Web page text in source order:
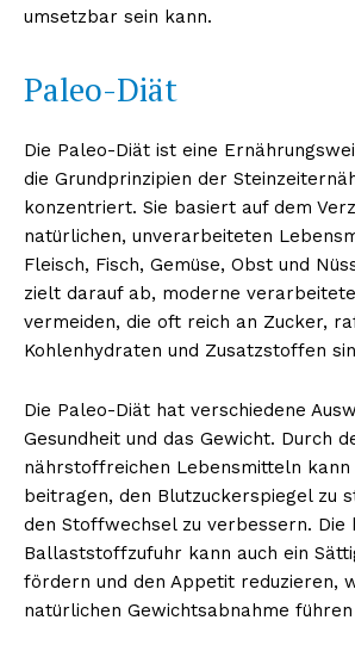
Erhalte
kostenlosen
umsetzbar sein kann.
Paleo-Diät
Die Paleo-Diät ist eine
die Grundprinzipien der
konzentriert. Sie basiert auf dem
natürlichen, unverarbeiteten
Fleisch, Fisch, Gemüse, Obst und
zielt darauf ab, moderne
vermeiden, die oft reich an Zucker,
Kohlenhydraten und Zusatzstoffen
Die Paleo-Diät hat verschiedene
Gesundheit und das Gewicht. Durch
nährstoffreichen Lebensmitteln kann
beitragen, den Blutzuckerspiegel zu
den Stoffwechsel zu verbessern. Die
Ballaststoffzufuhr kann auch ein
fördern und den Appetit reduzieren,
natürlichen Gewichtsabnahme